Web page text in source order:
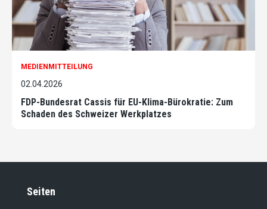
MEDIENMITTEILUNG
02.04.2026
FDP-Bundesrat Cassis für EU-Klima-Bürokratie: Zum
Schaden des Schweizer Werkplatzes
Seiten